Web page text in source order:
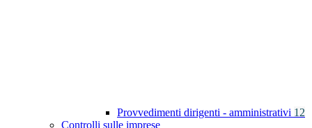
Provvedimenti dirigenti - amministrativi 12
Controlli sulle imprese